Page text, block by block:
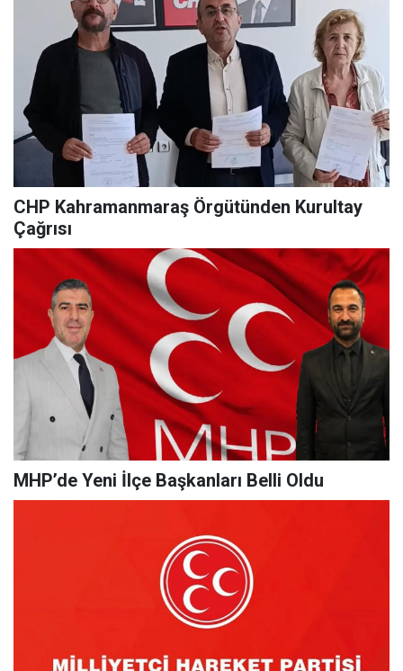
CHP Kahramanmaraş Örgütünden Kurultay
Çağrısı
MHP’de Yeni İlçe Başkanları Belli Oldu